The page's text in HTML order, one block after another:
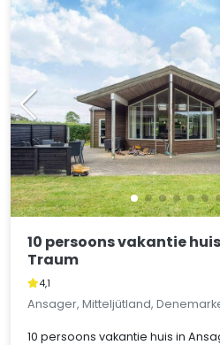
10 persoons vakantie
Traum
4,1
Ansager, Mitteljütland,
10 persoons vakantie huis in